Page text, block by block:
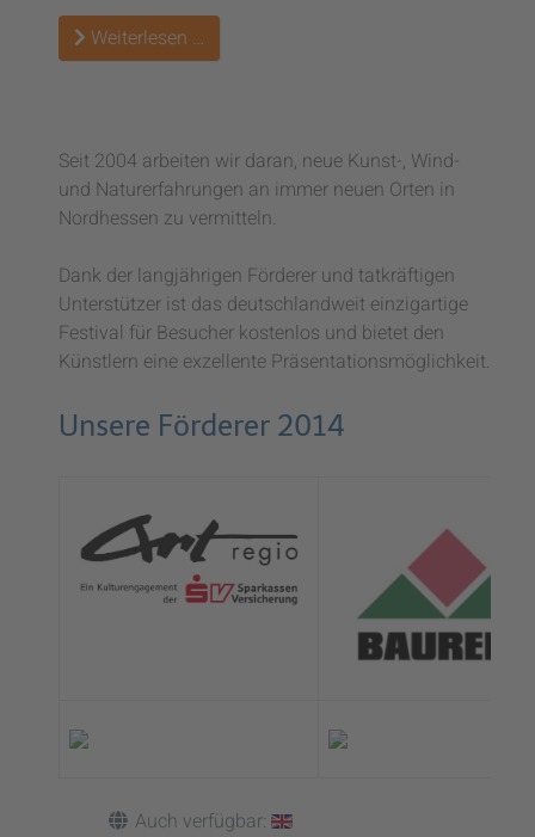
Weiterlesen …
Seit 2004 arbeiten wir daran, neue Kunst-, Wind-
und Naturerfahrungen an immer neuen Orten in
Nordhessen zu vermitteln.
Dank der langjährigen Förderer und tatkräftigen
Unterstützer ist das deutschlandweit einzigartige
Festival für Besucher kostenlos und bietet den
Künstlern eine exzellente Präsentationsmöglichkeit.
Unsere Förderer 2014
Auch verfügbar: